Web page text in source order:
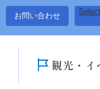
お問い合わせ
観光・イ